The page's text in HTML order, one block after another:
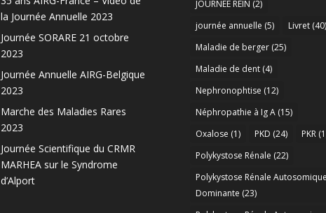
la Journée Annuelle 2023
Journée SORARE 21 octobre
2023
Journée Annuelle AIRG-Belgique
2023
Marche des Maladies Rares
2023
Journée Scientifique du CRMR
MARHEA sur le Syndrome
d’Alport
JOURNEE REIN (2)
journée annuelle (5) Livret(40)
Maladie de berger(25)
Maladie de dent(4)
Nephronophtise (12)
Néphropathie à Ig A(15)
Oxalose (1) PKD (24) PKR
Polykystose Rénale (22)
Polykystose Rénale Autosomique
Dominante (23)